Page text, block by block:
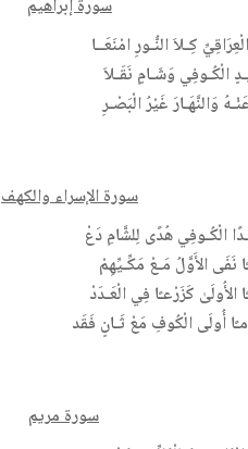
سورة إبراهيم
كِـلاَ النُّـورِ امْنَعَــا
الْكُـوفِي وَشَـامٍ نَقَـلاَ
وَالنَّهَـارَ غَيْرُ الْبَصْـرِ
سورة الإسراء والكهف
الْكُـوفِي هُدًى لِلشَّامِ دَعْ
نَفَى الأَوَّلُ مَـعْ مَكِّـيِّهِمْ
الأُولَىٰ كَزَرْعـًا فِي الْعَـدَدْ
أُولَى الْكُوفِ مَعْ ثَـانٍ فَقَد
سورة مريم